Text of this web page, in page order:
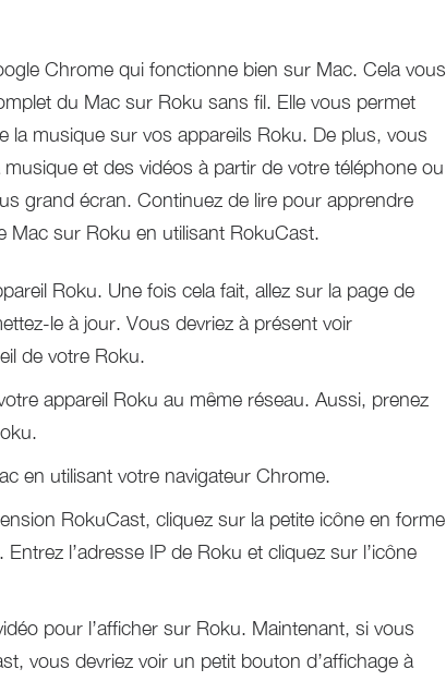
Chrome qui fonctionne bien sur Mac. Cela vous
du Mac sur Roku sans fil. Elle vous permet
la musique sur vos appareils Roku. De plus, vous
et des vidéos à partir de votre téléphone ou
grand écran. Continuez de lire pour apprendre
Mac sur Roku en utilisant RokuCast.
Roku. Une fois cela fait, allez sur la page de
le à jour. Vous devriez à présent voir
de votre Roku.
appareil Roku au même réseau. Aussi, prenez
en utilisant votre navigateur Chrome.
RokuCast, cliquez sur la petite icône en forme
l’adresse IP de Roku et cliquez sur l’icône
pour l’afficher sur Roku. Maintenant, si vous
vous devriez voir un petit bouton d’affichage à